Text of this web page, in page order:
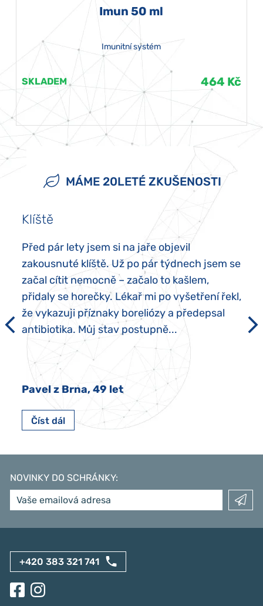
Imun 50 ml
Imunitní systém
SKLADEM 464 Kč
MÁME 20LETÉ ZKUŠENOSTI
Klíště
Před pár lety jsem si na jaře objevil
zakousnuté klíště. Už po pár týdnech jsem se
začal cítit nemocně – začalo to kašlem,
přidaly se horečky. Lékař mi po vyšetření řekl,
že vykazuji příznaky boreliózy a předepsal
antibiotika. Můj stav postupně...
Pavel z Brna, 49 let
Číst dál
NOVINKY DO SCHRÁNKY:
+420 383 321 741